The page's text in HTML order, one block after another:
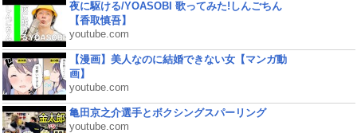
夜に駆ける/YOASOBI 歌ってみた!しんごちん
【香取慎吾】
youtube.com
【漫画】美人なのに結婚できない女【マンガ動
画】
youtube.com
亀田京之介選手とボクシングスパーリング
youtube.com